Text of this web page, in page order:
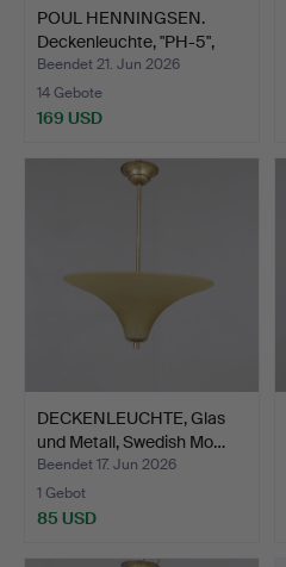
POUL HENNINGSEN.
Deckenleuchte, "PH-5",
Lo…
Beendet 21. Jun 2026
14 Gebote
169 USD
DECKENLEUCHTE, Glas
und Metall, Swedish Mo…
Beendet 17. Jun 2026
1 Gebot
85 USD